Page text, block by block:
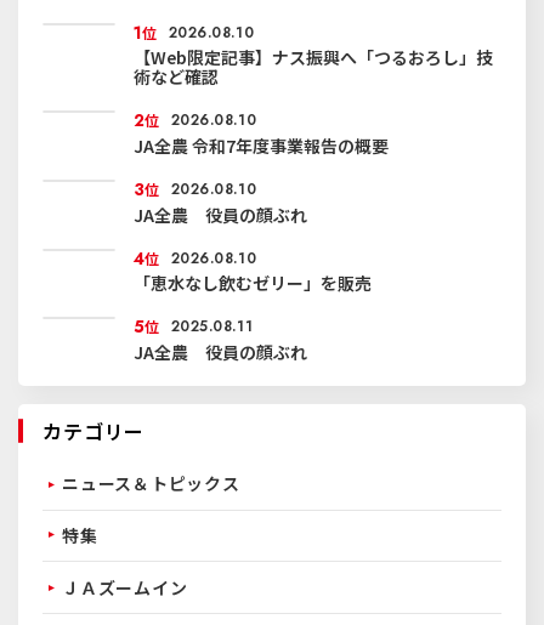
1位 2026.08.10
【Web限定記事】ナス振興へ「つるおろし」技
術など確認
2位 2026.08.10
JA全農 令和7年度事業報告の概要
3位 2026.08.10
JA全農 役員の顔ぶれ
4位 2026.08.10
「恵水なし飲むゼリー」を販売
5位 2025.08.11
JA全農 役員の顔ぶれ
カテゴリー
ニュース＆トピックス
特集
ＪＡズームイン